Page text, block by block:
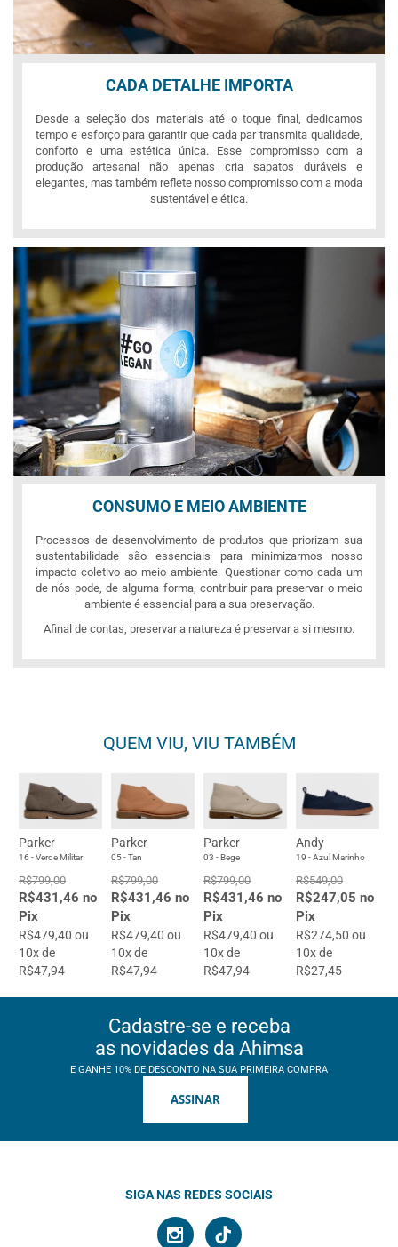
CADA DETALHE IMPORTA
Desde a seleção dos materiais até o toque final, dedicamos
tempo e esforço para garantir que cada par transmita qualidade,
conforto e uma estética única. Esse compromisso com a
produção artesanal não apenas cria sapatos duráveis e
elegantes, mas também reflete nosso compromisso com a moda
sustentável e ética.
CONSUMO E MEIO AMBIENTE
Processos de desenvolvimento de produtos que priorizam sua
sustentabilidade são essenciais para minimizarmos nosso
impacto coletivo ao meio ambiente. Questionar como cada um
de nós pode, de alguma forma, contribuir para preservar o meio
ambiente é essencial para a sua preservação.
Afinal de contas, preservar a natureza é preservar a si mesmo.
QUEM VIU, VIU TAMBÉM
Parker
16 - Verde Militar
R$799,00
R$431,46 no
Pix
R$479,40 ou
10x de
R$47,94
Parker
05 - Tan
R$799,00
R$431,46 no
Pix
R$479,40 ou
10x de
R$47,94
Parker
03 - Bege
R$799,00
R$431,46 no
Pix
R$479,40 ou
10x de
R$47,94
Andy
19 - Azul Marinho
R$549,00
R$247,05 no
Pix
R$274,50 ou
10x de
R$27,45
Cadastre-se e receba
as novidades da Ahimsa
E GANHE 10% DE DESCONTO NA SUA PRIMEIRA COMPRA
ASSINAR
SIGA NAS REDES SOCIAIS